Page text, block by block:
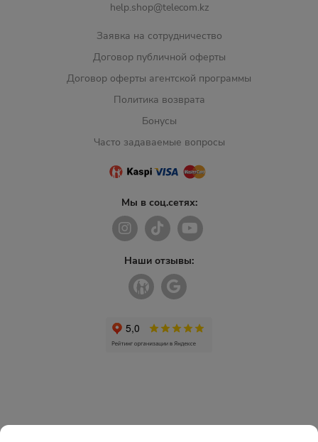
help.shop@telecom.kz
Заявка на сотрудничество
Договор публичной оферты
Договор оферты агентской программы
Политика возврата
Бонусы
Часто задаваемые вопросы
Мы в соц.сетях:
Наши отзывы: